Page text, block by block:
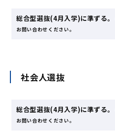
総合型選抜(4月入学)に準ずる。
お問い合わせください。
社会人選抜
総合型選抜(4月入学)に準ずる。
お問い合わせください。